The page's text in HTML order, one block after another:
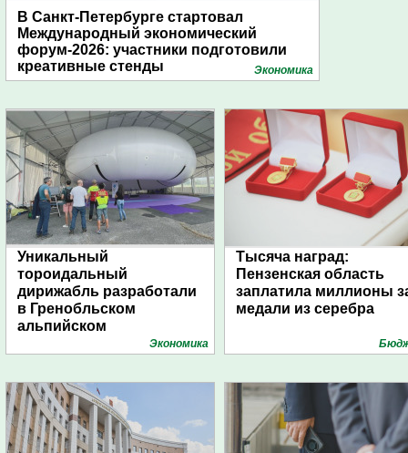
В Санкт-Петербурге стартовал
Международный экономический
форум-2026: участники подготовили
креативные стенды
Экономика
Уникальный
тороидальный
дирижабль разработали
в Гренобльском
альпийском
Экономика
Тысяча наград:
Пензенская область
заплатила миллионы
медали из серебра